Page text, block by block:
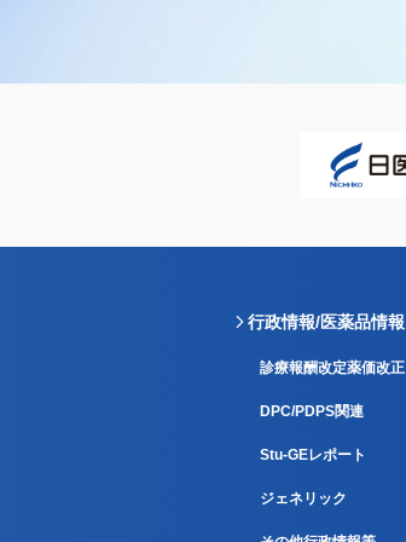
行政情報/医薬品情報
診療報酬改定薬価改正
DPC/PDPS関連
Stu-GEレポート
ジェネリック